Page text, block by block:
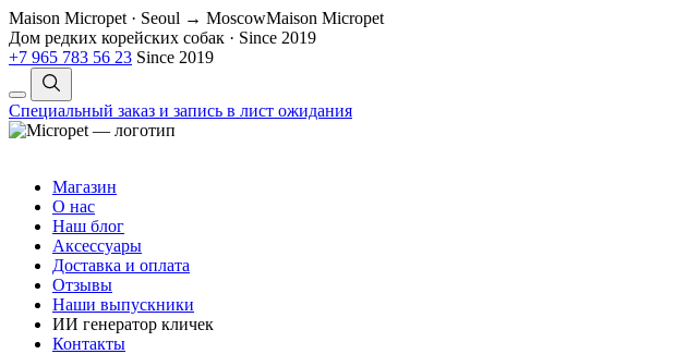
Maison Micropet · Seoul → MoscowMaison Micropet
Дом редких корейских собак · Since 2019
+7 965 783 56 23 Since 2019
Специальный заказ и запись в лист ожидания
Магазин
О нас
Наш блог
Аксессуары
Доставка и оплата
Отзывы
Наши выпускники
ИИ генератор кличек
Контакты